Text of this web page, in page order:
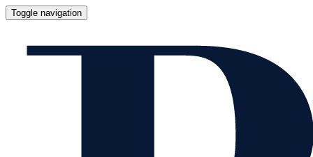
Toggle navigation